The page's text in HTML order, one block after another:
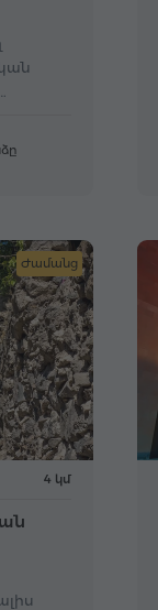
Ժամանց
4 կմ